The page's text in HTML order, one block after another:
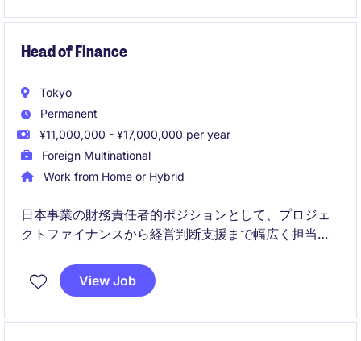
ンです。
Head of Finance
Tokyo
Permanent
¥11,000,000 - ¥17,000,000 per year
Foreign Multinational
Work from Home or Hybrid
日本事業の財務責任者的ポジションとして、プロジェ
クトファイナンスから経営判断支援まで幅広く担当し
拡大をリードする重要な役割です。
View Job